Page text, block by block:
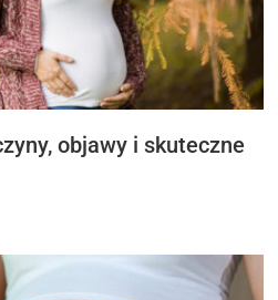
objawy i skuteczne